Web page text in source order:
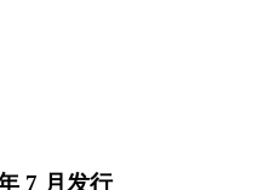
7 月发行